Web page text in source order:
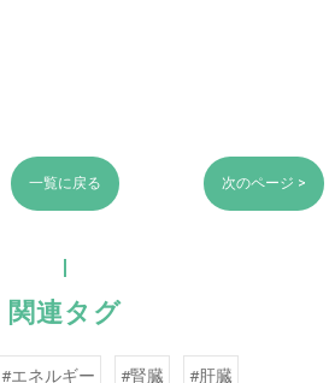
一覧に戻る 次のページ >
関連タグ
#エネルギー #腎臓 #肝臓